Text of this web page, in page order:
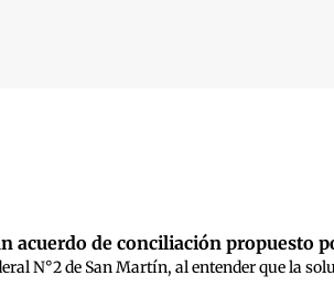
acuerdo de conciliación propuesto
N°2 de San Martín, al entender que la